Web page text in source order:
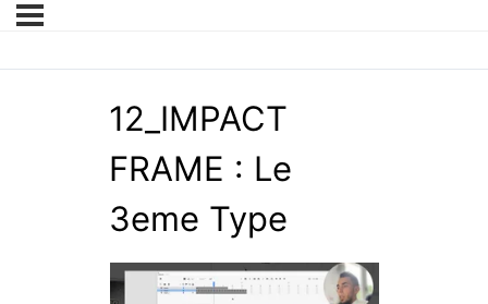
12_IMPACT
FRAME : Le
3eme Type